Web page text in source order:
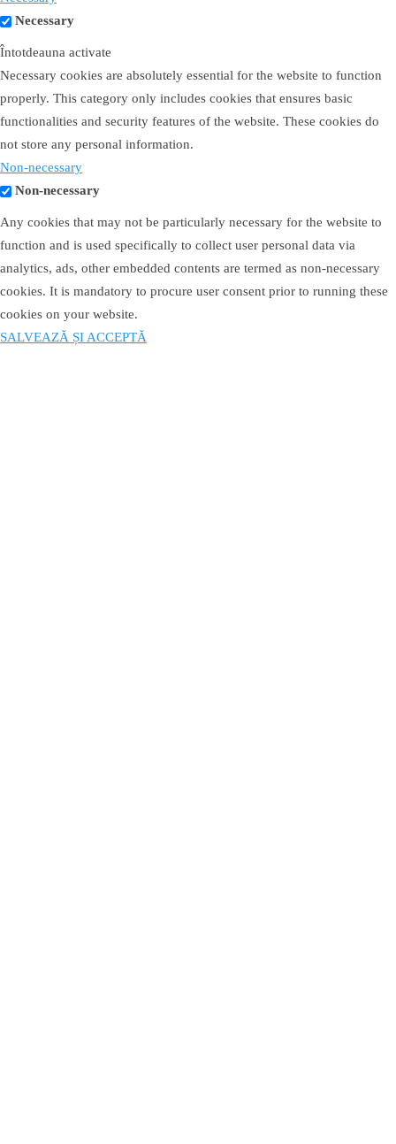
Necessary
Întotdeauna activate
Necessary cookies are absolutely essential for the website to function
properly. This category only includes cookies that ensures basic
functionalities and security features of the website. These cookies do
not store any personal information.
Non-necessary
Non-necessary
Any cookies that may not be particularly necessary for the website to
function and is used specifically to collect user personal data via
analytics, ads, other embedded contents are termed as non-necessary
cookies. It is mandatory to procure user consent prior to running these
cookies on your website.
SALVEAZĂ ȘI ACCEPTĂ